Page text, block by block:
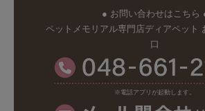
● お問い合わせはこちら
ペットメモリアル専門店ディアペット
口
※電話アプリが起動します。